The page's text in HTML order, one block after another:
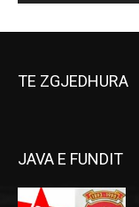
TE ZGJEDHURA
JAVA E FUNDIT